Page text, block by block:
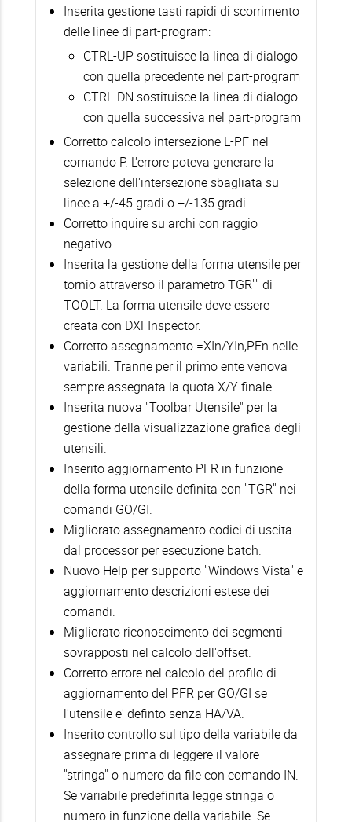
Inserita gestione tasti rapidi di scorrimento
delle linee di part-program:
CTRL-UP sostituisce la linea di dialogo
con quella precedente nel part-program
CTRL-DN sostituisce la linea di dialogo
con quella successiva nel part-program
Corretto calcolo intersezione L-PF nel
comando P. L'errore poteva generare la
selezione dell'intersezione sbagliata su
linee a +/-45 gradi o +/-135 gradi.
Corretto inquire su archi con raggio
negativo.
Inserita la gestione della forma utensile per
tornio attraverso il parametro TGR"" di
TOOLT. La forma utensile deve essere
creata con DXFInspector.
Corretto assegnamento =XIn/YIn,PFn nelle
variabili. Tranne per il primo ente venova
sempre assegnata la quota X/Y finale.
Inserita nuova "Toolbar Utensile" per la
gestione della visualizzazione grafica degli
utensili.
Inserito aggiornamento PFR in funzione
della forma utensile definita con "TGR" nei
comandi GO/GI.
Migliorato assegnamento codici di uscita
dal processor per esecuzione batch.
Nuovo Help per supporto "Windows Vista" e
aggiornamento descrizioni estese dei
comandi.
Migliorato riconoscimento dei segmenti
sovrapposti nel calcolo dell'offset.
Corretto errore nel calcolo del profilo di
aggiornamento del PFR per GO/GI se
l'utensile e' definto senza HA/VA.
Inserito controllo sul tipo della variabile da
assegnare prima di leggere il valore
"stringa" o numero da file con comando IN.
Se variabile predefinita legge stringa o
numero in funzione della variabile. Se